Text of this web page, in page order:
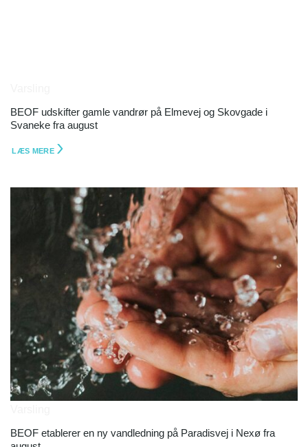
BEOF udskifter gamle vandrør på Elmevej og Skovgade i
Svaneke fra august
LÆS MERE
BEOF etablerer en ny vandledning på Paradisvej i Nexø fra